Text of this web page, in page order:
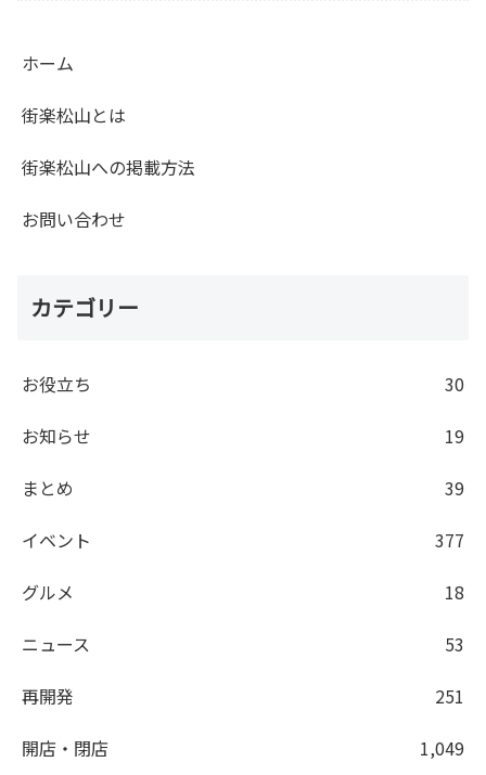
ホーム
街楽松山とは
街楽松山への掲載方法
お問い合わせ
カテゴリー
お役立ち
30
お知らせ
19
まとめ
39
イベント
377
グルメ
18
ニュース
53
再開発
251
開店・閉店
1,049